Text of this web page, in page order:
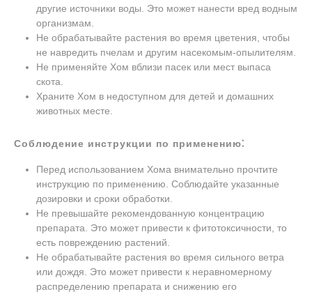
другие источники воды. Это может нанести вред водным
организмам.
Не обрабатывайте растения во время цветения, чтобы
не навредить пчелам и другим насекомым-опылителям.
Не применяйте Хом вблизи пасек или мест выпаса
скота.
Храните Хом в недоступном для детей и домашних
животных месте.
Соблюдение инструкции по применению⁚
Перед использованием Хома внимательно прочтите
инструкцию по применению. Соблюдайте указанные
дозировки и сроки обработки.
Не превышайте рекомендованную концентрацию
препарата. Это может привести к фитотоксичности, то
есть повреждению растений.
Не обрабатывайте растения во время сильного ветра
или дождя. Это может привести к неравномерному
распределению препарата и снижению его